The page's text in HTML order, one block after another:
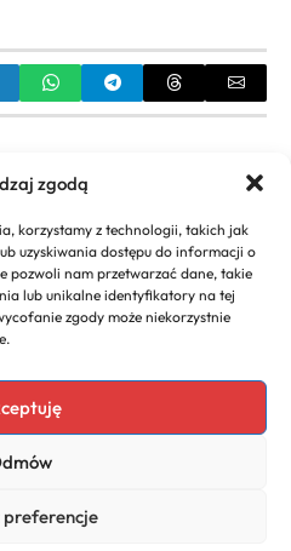
zgodą
korzystamy z technologii, takich jak
uzyskiwania dostępu do informacji o
pozwoli nam przetwarzać dane, takie
lub unikalne identyfikatory na tej
zgody może niekorzystnie
preferencje
Business – Kompleksowy
NEXT
po Wyższej
Administracji i Biznesu